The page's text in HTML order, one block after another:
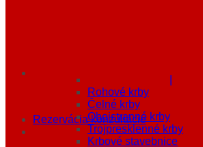
Rezervácia konzultácie
Rohové krby
Čelné krby
Obojstranné krby
Trojpresklenné krby
Krbové stavebnice